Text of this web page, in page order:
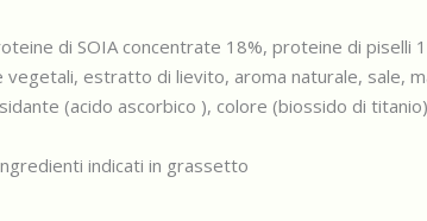
di SOIA concentrate 18%, proteine di piselli
vegetali, estratto di lievito, aroma naturale, sale,
(acido ascorbico ), colore (biossido di
indicati in grassetto